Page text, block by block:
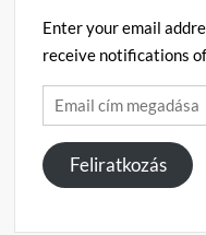
Enter your email
receive notifications
Email
cím
megadása
Feliratkozás